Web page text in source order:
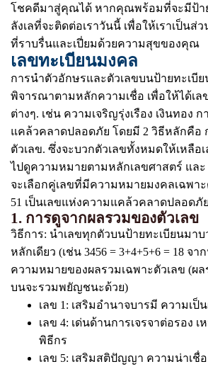
โชคดีมาสู่คุณได้ หากคุณพร้อมที่จะมีป้า
ลังเลที่จะติดต่อเราวันนี้ เพื่อให้เราเป็นส่
ที่ราบรื่นและเปี่ยมด้วยความสุขของคุณ
เลขทะเบียนมงคล
การนำตัวอักษรและตัวเลขบนป้ายทะเบี
พิจารณาตามหลักความเชื่อ เพื่อให้ได้เล
ต่างๆ. เช่น ความเจริญรุ่งเรือง เงินทอง
แคล้วคลาดปลอดภัย โดยมี 2 วิธีหลักคือ
ตัวเลข. ซึ่งจะบวกตัวเลขทั้งหมดให้เหลือ
ไปดูความหมายตามหลักเลขศาสตร์ และ
จะเลือกคู่เลขที่มีความหมายมงคลเฉพาะ
51 เป็นเลขแห่งความแคล้วคลาดปลอดภัย
1. การดูจากผลรวมของตัวเลข
วิธีการ: นำเลขทุกตัวบนป้ายทะเบียนมาบ
หลักเดียว (เช่น 3456 = 3+4+5+6 = 18 จา
ความหมายของผลรวมเฉพาะตัวเลข (ผ
บนจะรวมพยัญชนะด้วย)
เลข 1: เสริมอำนาจบารมี ความเป็
เลข 4: เด่นด้านการเจรจาต่อรอง
พิธีกร
เลข 5: เสริมสติปัญญา ความน่าเชื่